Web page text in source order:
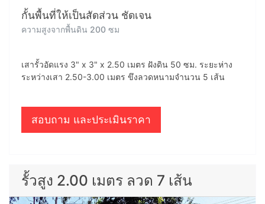
กั้นพื้นที่ให้เป็นสัดส่วน ชัดเจน
ความสูงจากพื้นดิน 200 ซม
เสารั้วอัดแรง 3" x 3" x 2.50 เมตร ฝังดิน 50 ซม. ระยะห่าง
ระหว่างเสา 2.50-3.00 เมตร ขึงลวดหนามจำนวน 5 เส้น
สอบถาม และประเมินราคา
รั้วสูง 2.00 เมตร ลวด 7 เส้น